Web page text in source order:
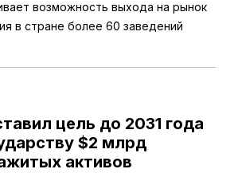
возможность выхода на рынок
в стране более 60 заведений
цель до 2031 года
$2 млрд
активов